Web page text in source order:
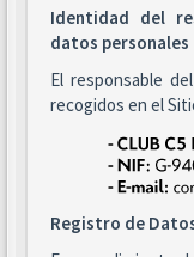
Identidad del
datos personales
El responsable
recogidos en el
Registro de